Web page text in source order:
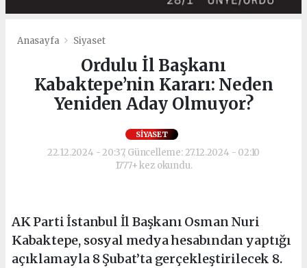
Anasayfa Siyaset
Ordulu İl Başkanı
Kabaktepe’nin Kararı: Neden
Yeniden Aday Olmuyor?
SIYASET
22.12.2024 - 20:37, Güncelleme: 27.12.2024 - 02:10
1777+ kez okundu.
AK Parti İstanbul İl Başkanı Osman Nuri
Kabaktepe, sosyal medya hesabından yaptığı
açıklamayla 8 Şubat’ta gerçekleştirilecek 8.